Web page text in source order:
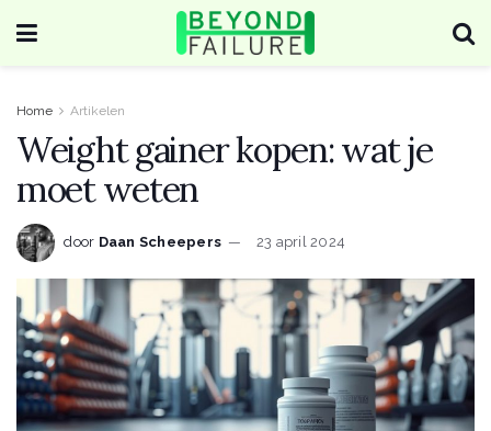
Home Artikelen
Weight gainer kopen: wat je
moet weten
door Daan Scheepers 23 april 2024